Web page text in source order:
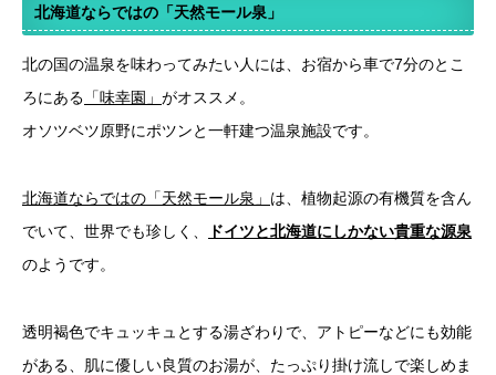
北海道ならではの「天然モール泉」
北の国の温泉を味わってみたい人には、お宿から車で7分のとこ
ろにある 「味幸園」 がオススメ。
オソツベツ原野にポツンと一軒建つ温泉施設です。
北海道ならではの「天然モール泉」 は、植物起源の有機質を含ん
でいて、世界でも珍しく、
ドイツと北海道にしかない貴重な源泉
のようです。
透明褐色でキュッキュとする湯ざわりで、アトピーなどにも効能
がある、肌に優しい良質のお湯が、たっぷり掛け流しで楽しめま